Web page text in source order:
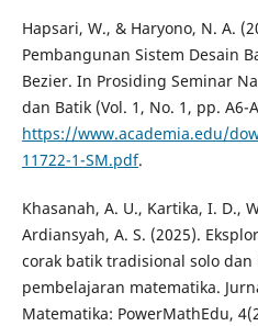
Hapsari, W., & Haryono, N. A.
Pembangunan Sistem Desain
Bezier. In Prosiding Seminar
dan Batik (Vol. 1, No. 1, pp. A6-
https://www.academia.edu/
11722-1-SM.pdf.
Khasanah, A. U., Kartika, I. D.,
Ardiansyah, A. S. (2025).
corak batik tradisional solo
pembelajaran matematika.
Matematika: PowerMathEdu,